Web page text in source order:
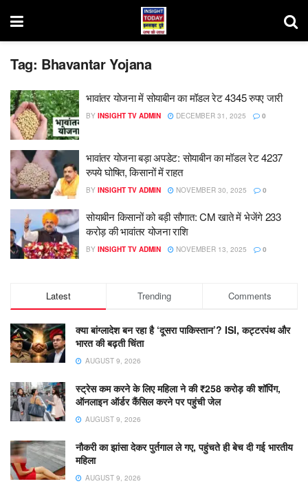
Tag: Bhavantar Yojana
भावांतर योजना में सोयाबीन का मॉडल रेट 4345 रुपए जारी
BY INSIGHT TV ADMIN DECEMBER 31, 2025 0
भावांतर योजना बड़ा अपडेट: सोयाबीन का मॉडल रेट 4237
रुपये घोषित, किसानों में राहत
BY INSIGHT TV ADMIN NOVEMBER 30, 2025 0
सोयाबीन किसानों को बड़ी सौगात: CM खाते में भेजेंगे 233
करोड़ की भावांतर योजना राशि
BY INSIGHT TV ADMIN NOVEMBER 13, 2025 0
Latest Trending Comments
क्या बांग्लादेश बन रहा है ‘दूसरा पाकिस्तान’? ISI, कट्टरपंथ और
भारत की बढ़ती चिंता
AUGUST 9, 2026
स्ट्रेस कम करने के लिए महिला ने की ₹258 करोड़ की शॉपिंग,
ऑनलाइन ऑर्डर कैंसिल करने पर पहुंची जेल
AUGUST 9, 2026
नौकरी का झांसा देकर पुर्तगाल ले गए, पहुंचते ही बेच दी गई भारतीय
महिला
AUGUST 9, 2026